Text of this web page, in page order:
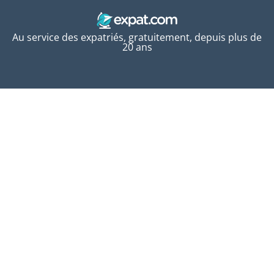
Au service des expatriés, gratuitement, depuis plus de
20 ans